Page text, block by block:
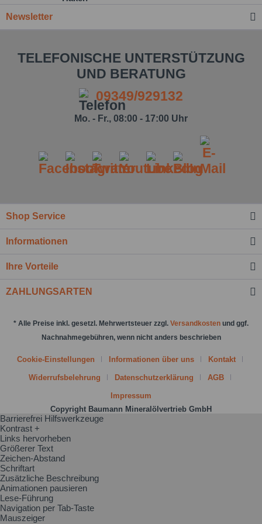
Newsletter
TELEFONISCHE UNTERSTÜTZUNG
UND BERATUNG
09349/929132
Mo. - Fr., 08:00 - 17:00 Uhr
Shop Service
Informationen
Ihre Vorteile
ZAHLUNGSARTEN
* Alle Preise inkl. gesetzl. Mehrwertsteuer zzgl. Versandkosten und ggf.
Nachnahmegebühren, wenn nicht anders beschrieben
Cookie-Einstellungen Informationen über uns Kontakt
Widerrufsbelehrung Datenschutzerklärung AGB
Impressum
Copyright Baumann Mineralölvertrieb GmbH
Barrierefrei Hilfswerkzeuge
Kontrast +
Links hervorheben
Größerer Text
Zeichen-Abstand
Schriftart
Zusätzliche Beschreibung
Animationen pausieren
Lese-Führung
Navigation per Tab-Taste
Mauszeiger